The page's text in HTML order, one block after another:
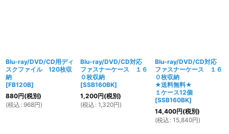
Blu-ray/DVD/CD用ディ
スクファイル 120枚収
納
[FB120B]
880円(税別)
(税込 : 968円)
Blu-ray/DVD/CD対応
ファスナーケース １６
０枚収納
[SSB160BK]
1,200円(税別)
(税込 : 1,320円)
Blu-ray/DVD/CD対応
ファスナーケース １６
０枚収納
★送料無料★
１ケース12個
[SSB160BK]
14,400円(税別)
(税込 : 15,840円)